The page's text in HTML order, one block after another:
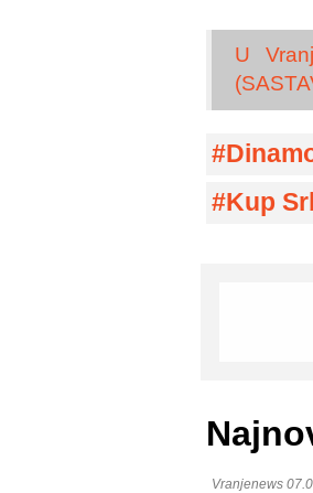
U
Kup
Vranjenews